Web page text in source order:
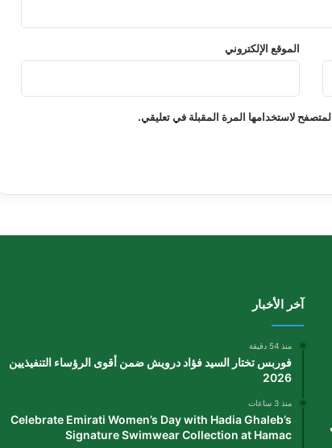
الموقع الإلكتروني
لاستخدامها المرة المقبلة في تعليقي.
آخر الأخبار
منذ 54 دقيقة
فوربس تختار السيد فؤاد درويش ضمن أقوى الرؤساء التنفيذيين
2026
منذ 3 ساعات
Celebrate Emirati Women’s Day with Hadia Ghaleb’s
Signature Swimwear Collection at Hamac